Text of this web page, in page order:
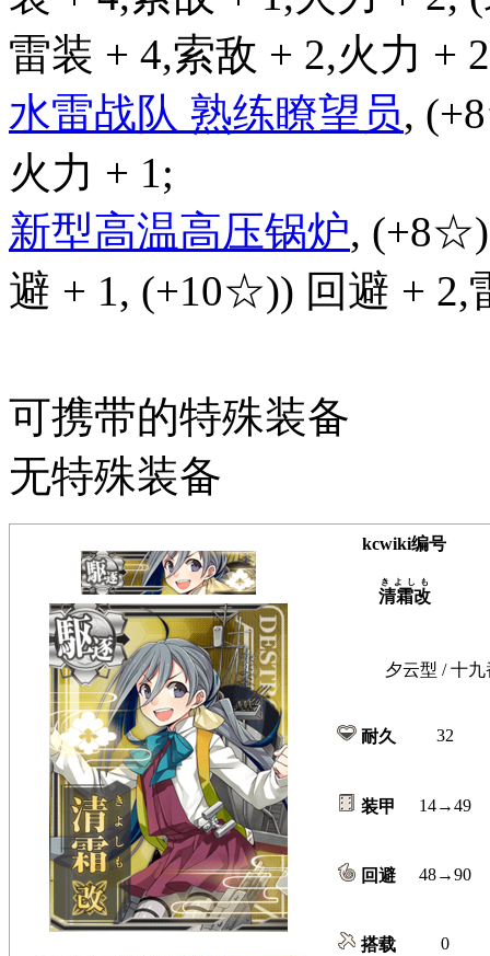
雷装 + 4,索敌 + 2,火力 +
水雷战队 熟练瞭望员,
火力 + 1;
新型高温高压锅炉,
避 + 1, (+10☆)) 回避 + 2,
可携带的特殊装备
无特殊装备
kcwiki编号
清霜改
きよしも
夕云型 / 十
耐久 32
装甲 14→49
回避 48→90
搭载 0